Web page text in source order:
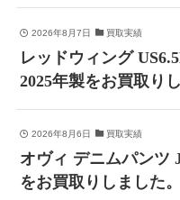
2026年8月7日 買取実績
レッドウィング
2025年製をお買取り
2026年8月6日 買取実績
オヴィ デニムパンツ
をお買取りしました。